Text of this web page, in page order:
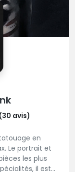
avis)
en
les plus
il est